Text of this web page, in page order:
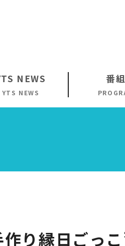
NEWS
YTS NEWS
番組
り縁日ごっ